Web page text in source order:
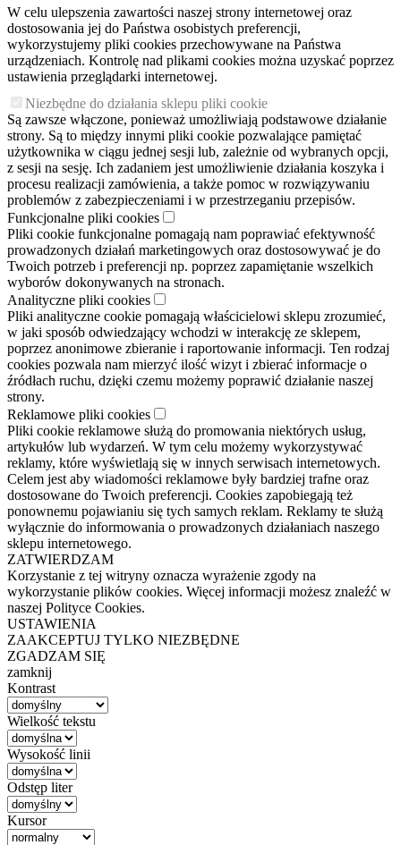
W celu ulepszenia zawartości naszej strony internetowej oraz
dostosowania jej do Państwa osobistych preferencji,
wykorzystujemy pliki cookies przechowywane na Państwa
urządzeniach. Kontrolę nad plikami cookies można uzyskać poprzez
ustawienia przeglądarki internetowej.
Niezbędne do działania sklepu pliki cookie
Są zawsze włączone, ponieważ umożliwiają podstawowe działanie
strony. Są to między innymi pliki cookie pozwalające pamiętać
użytkownika w ciągu jednej sesji lub, zależnie od wybranych opcji,
z sesji na sesję. Ich zadaniem jest umożliwienie działania koszyka i
procesu realizacji zamówienia, a także pomoc w rozwiązywaniu
problemów z zabezpieczeniami i w przestrzeganiu przepisów.
Funkcjonalne pliki cookies
Pliki cookie funkcjonalne pomagają nam poprawiać efektywność
prowadzonych działań marketingowych oraz dostosowywać je do
Twoich potrzeb i preferencji np. poprzez zapamiętanie wszelkich
wyborów dokonywanych na stronach.
Analityczne pliki cookies
Pliki analityczne cookie pomagają właścicielowi sklepu zrozumieć,
w jaki sposób odwiedzający wchodzi w interakcję ze sklepem,
poprzez anonimowe zbieranie i raportowanie informacji. Ten rodzaj
cookies pozwala nam mierzyć ilość wizyt i zbierać informacje o
źródłach ruchu, dzięki czemu możemy poprawić działanie naszej
strony.
Reklamowe pliki cookies
Pliki cookie reklamowe służą do promowania niektórych usług,
artykułów lub wydarzeń. W tym celu możemy wykorzystywać
reklamy, które wyświetlają się w innych serwisach internetowych.
Celem jest aby wiadomości reklamowe były bardziej trafne oraz
dostosowane do Twoich preferencji. Cookies zapobiegają też
ponownemu pojawianiu się tych samych reklam. Reklamy te służą
wyłącznie do informowania o prowadzonych działaniach naszego
sklepu internetowego.
ZATWIERDZAM
Korzystanie z tej witryny oznacza wyrażenie zgody na
wykorzystanie plików cookies. Więcej informacji możesz znaleźć w
naszej Polityce Cookies.
USTAWIENIA
ZAAKCEPTUJ TYLKO NIEZBĘDNE
ZGADZAM SIĘ
zamknij
Kontrast
Wielkość tekstu
Wysokość linii
Odstęp liter
Kursor